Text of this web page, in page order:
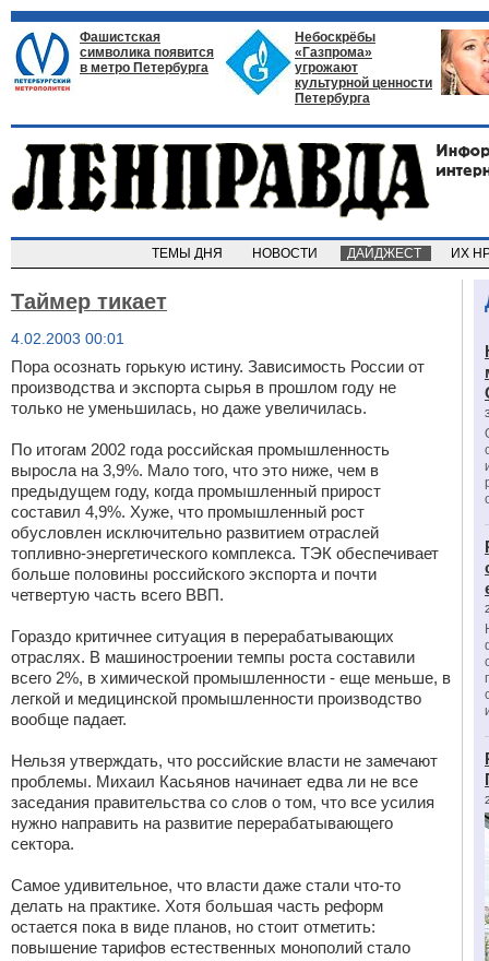
Фашистская
символика появится
в метро Петербурга
Небоскрёбы
«Газпрома»
угрожают
культурной ценности
Петербурга
ТЕМЫ ДНЯ НОВОСТИ ДАЙДЖЕСТ ИХ
Таймер тикает
4.02.2003 00:01
Пора осознать горькую истину. Зависимость России от
производства и экспорта сырья в прошлом году не
только не уменьшилась, но даже увеличилась.
По итогам 2002 года российская промышленность
выросла на 3,9%. Мало того, что это ниже, чем в
предыдущем году, когда промышленный прирост
составил 4,9%. Хуже, что промышленный рост
обусловлен исключительно развитием отраслей
топливно-энергетического комплекса. ТЭК обеспечивает
больше половины российского экспорта и почти
четвертую часть всего ВВП.
Гораздо критичнее ситуация в перерабатывающих
отраслях. В машиностроении темпы роста составили
всего 2%, в химической промышленности - еще меньше, в
легкой и медицинской промышленности производство
вообще падает.
Нельзя утверждать, что российские власти не замечают
проблемы. Михаил Касьянов начинает едва ли не все
заседания правительства со слов о том, что все усилия
нужно направить на развитие перерабатывающего
сектора.
Самое удивительное, что власти даже стали что-то
делать на практике. Хотя большая часть реформ
остается пока в виде планов, но стоит отметить:
повышение тарифов естественных монополий стало